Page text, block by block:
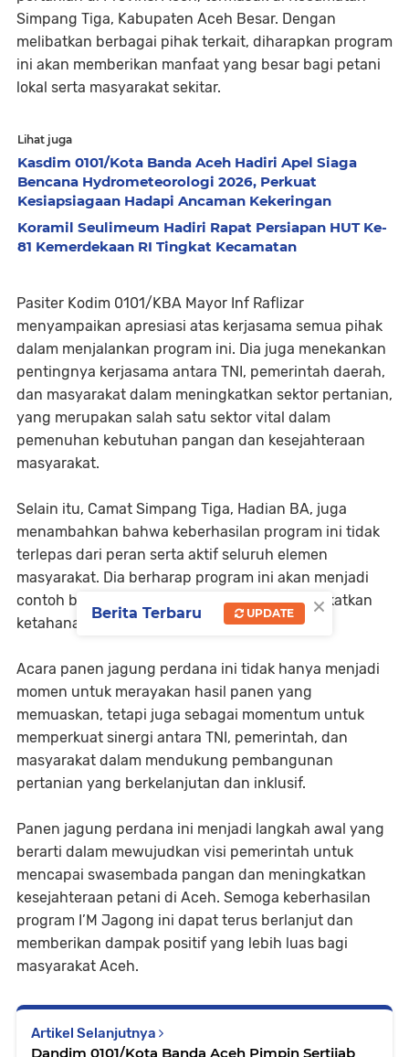
Simpang Tiga, Kabupaten Aceh Besar. Dengan
melibatkan berbagai pihak terkait, diharapkan program
ini akan memberikan manfaat yang besar bagi petani
lokal serta masyarakat sekitar.
Lihat juga
Kasdim 0101/Kota Banda Aceh Hadiri Apel Siaga
Bencana Hydrometeorologi 2026, Perkuat
Kesiapsiagaan Hadapi Ancaman Kekeringan
Koramil Seulimeum Hadiri Rapat Persiapan HUT Ke-
81 Kemerdekaan RI Tingkat Kecamatan
Pasiter Kodim 0101/KBA Mayor Inf Raflizar
menyampaikan apresiasi atas kerjasama semua pihak
dalam menjalankan program ini. Dia juga menekankan
pentingnya kerjasama antara TNI, pemerintah daerah,
dan masyarakat dalam meningkatkan sektor pertanian,
yang merupakan salah satu sektor vital dalam
pemenuhan kebutuhan pangan dan kesejahteraan
masyarakat.
Selain itu, Camat Simpang Tiga, Hadian BA, juga
menambahkan bahwa keberhasilan program ini tidak
terlepas dari peran serta aktif seluruh elemen
masyarakat. Dia berharap program ini akan menjadi
contoh bagi daerah lain dalam upaya meningkatkan
ketahanan pangan dan kesejahteraan petani.
Acara panen jagung perdana ini tidak hanya menjadi
momen untuk merayakan hasil panen yang
memuaskan, tetapi juga sebagai momentum untuk
memperkuat sinergi antara TNI, pemerintah, dan
masyarakat dalam mendukung pembangunan
pertanian yang berkelanjutan dan inklusif.
Panen jagung perdana ini menjadi langkah awal yang
berarti dalam mewujudkan visi pemerintah untuk
mencapai swasembada pangan dan meningkatkan
kesejahteraan petani di Aceh. Semoga keberhasilan
program I’M Jagong ini dapat terus berlanjut dan
memberikan dampak positif yang lebih luas bagi
masyarakat Aceh.
Artikel Selanjutnya
Dandim 0101/Kota Banda Aceh Pimpin Sertijab
×
Berita Terbaru UPDATE